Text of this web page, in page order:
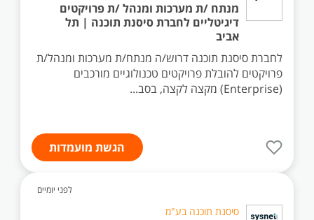
מנתח /ת מערכות ומנהל /ת פרויקטים
דיגיטליים לחברת סיסנת תוכנה | תל
אביב
לחברת סיסנת תוכנה דרוש/ה מנתח/ת מערכות ומנהל/ת
פרויקטים להובלת פרויקטים טכנולוגיים מורכבים
(Enterprise) מקצה לקצה, בסב...
הגשת מועמדות
לפני יומיים
סיסנת תוכנה בע"מ